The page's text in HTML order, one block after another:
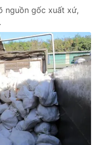
897
nguồn gốc xuất xứ,